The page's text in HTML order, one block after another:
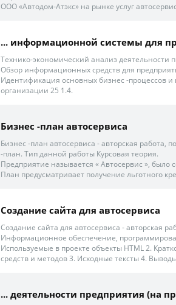
ООО «Автодом-Атэкс» на рынке услуг
... информационной системы для
Технико-экономический анализ деятельности
Обзор информационных средств для
Идентификация основных бизнес -процессов
организации 25 1.4.
Бизнес -план автосервиса
Бизнес -план автосервиса - авторская работа,
-план. Тип данной работы Курсовая теория.
Предприятие называется « Автосервис », было
План предусматривает получение льготного
Создание сайта для автосервиса
Создание сайта для автосервиса - авторская
Информационное обеспечение,
Используемые в проекте объекты HTML 2.
средств и методов 3. Исходные тексты 4.
... деятельности предприятия (на